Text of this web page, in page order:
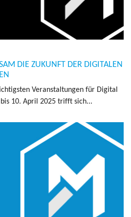
DIE ZUKUNFT DER DIGITALEN
Ver­an­stal­tun­gen für Di­gi­tal
10. April 2025 trifft sich...